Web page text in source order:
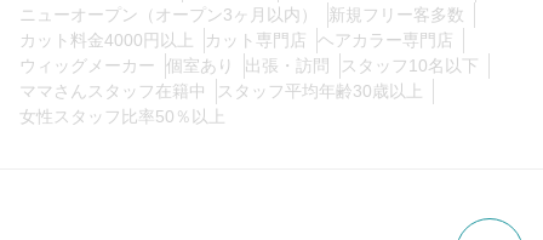
ニューオープン（オープン3ヶ月以内）
新規フリー客多数
カット料金4000円以上
カット専門店
ヘアカラー専門店
ウィッグメーカー
個室あり 出張・訪問
スタッフ10名以下
ママさんスタッフ在籍中
スタッフ平均年齢30歳以上
女性スタッフ比率50％以上